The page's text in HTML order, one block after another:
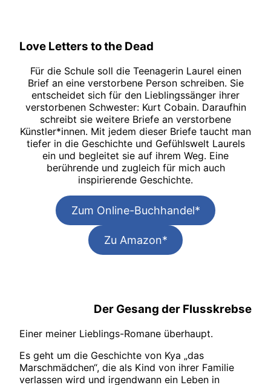
Love Letters to the Dead
Für die Schule soll die Teenagerin Laurel einen
Brief an eine verstorbene Person schreiben. Sie
entscheidet sich für den Lieblingssänger ihrer
verstorbenen Schwester: Kurt Cobain. Daraufhin
schreibt sie weitere Briefe an verstorbene
Künstler*innen. Mit jedem dieser Briefe taucht man
tiefer in die Geschichte und Gefühlswelt Laurels
ein und begleitet sie auf ihrem Weg. Eine
berührende und zugleich für mich auch
inspirierende Geschichte.
Zum Online-Buchhandel*
Zu Amazon*
Der Gesang der Flusskrebse
Einer meiner Lieblings-Romane überhaupt.
Es geht um die Geschichte von Kya „das
Marschmädchen“, die als Kind von ihrer Familie
verlassen wird und irgendwann ein Leben in